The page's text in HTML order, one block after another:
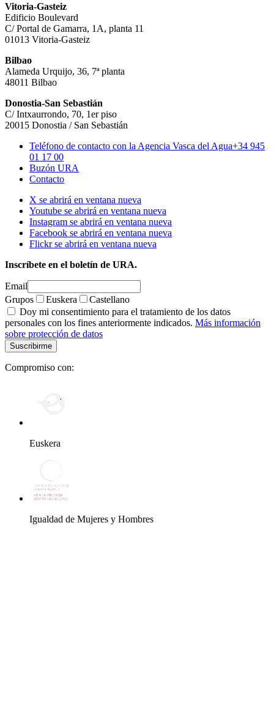
Vitoria-Gasteiz
Edificio Boulevard
C/ Portal de Gamarra, 1A, planta 11
01013 Vitoria-Gasteiz
Bilbao
Alameda Urquijo, 36, 7ª planta
48011 Bilbao
Donostia-San Sebastián
C/ Intxaurrondo, 70, 1er piso
20015 Donostia / San Sebastián
Teléfono de contacto con la Agencia Vasca del Agua+34 945
01 17 00
Buzón URA
Contacto
X se abrirá en ventana nueva
Youtube se abrirá en ventana nueva
Instagram se abrirá en ventana nueva
Facebook se abrirá en ventana nueva
Flickr se abrirá en ventana nueva
Inscríbete en el boletín de URA.
Email
Grupos
Euskera
Castellano
Doy mi consentimiento para el tratamiento de los datos
personales con los fines anteriormente indicados. Más información
sobre protección de datos
Compromiso con:
Euskera
Igualdad de Mujeres y Hombres